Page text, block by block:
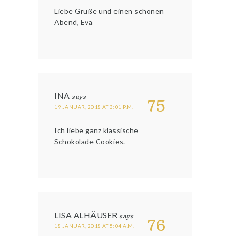
Liebe Grüße und einen schönen
Abend, Eva
75
INA says
19 JANUAR, 2018 AT 3:01 P.M.
Ich liebe ganz klassische
Schokolade Cookies.
76
LISA ALHÄUSER says
18 JANUAR, 2018 AT 5:04 A.M.